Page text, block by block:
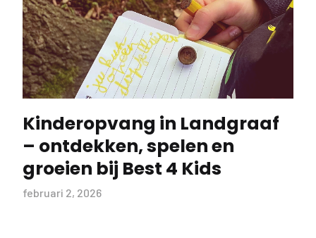
Kinderopvang in Landgraaf
– ontdekken, spelen en
groeien bij Best 4 Kids
februari 2, 2026